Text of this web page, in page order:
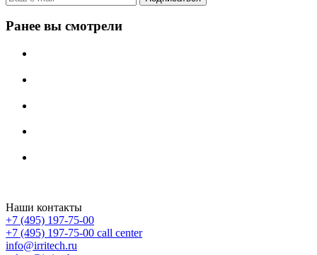
Ранее вы смотрели
Наши контакты
+7 (495) 197-75-00
+7 (495) 197-75-00 call center
info@irritech.ru